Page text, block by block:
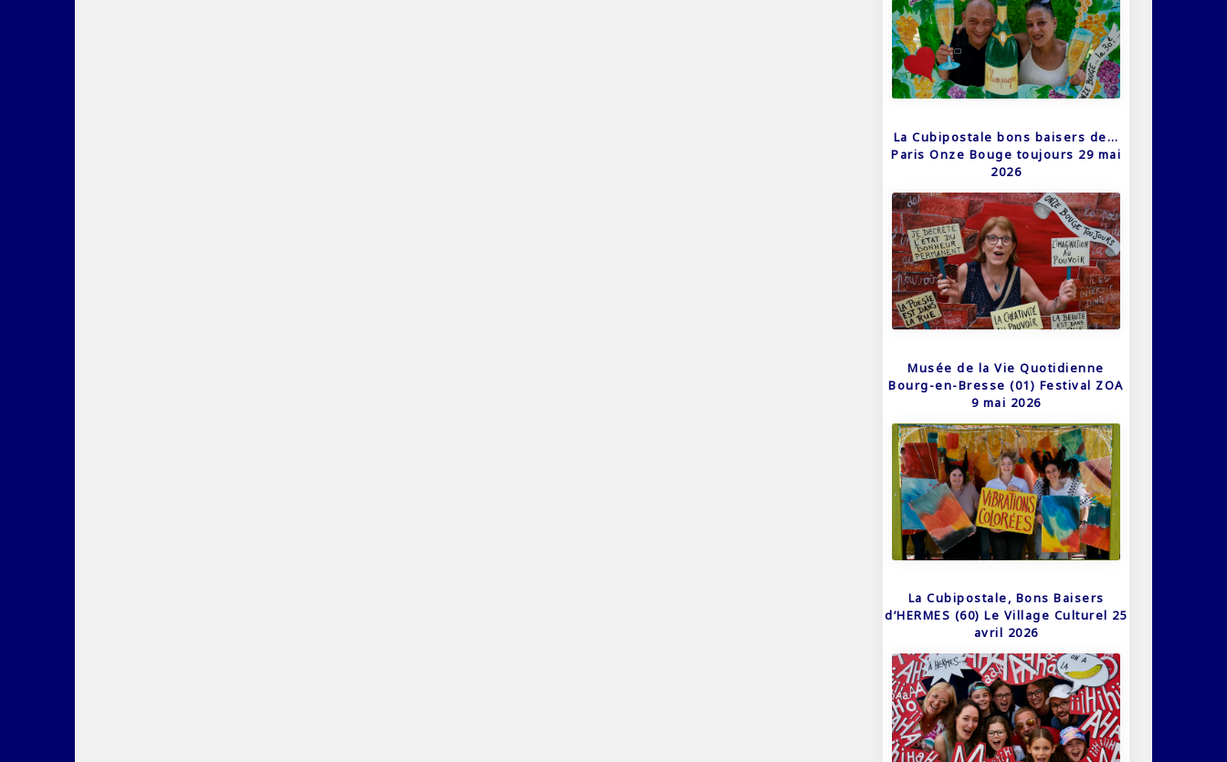
La Cubipostale bons baisers de…
Paris Onze Bouge toujours 29 mai
2026
Musée de la Vie Quotidienne
Bourg-en-Bresse (01) Festival ZOA
9 mai 2026
La Cubipostale, Bons Baisers
d’HERMES (60) Le Village Culturel 25
avril 2026